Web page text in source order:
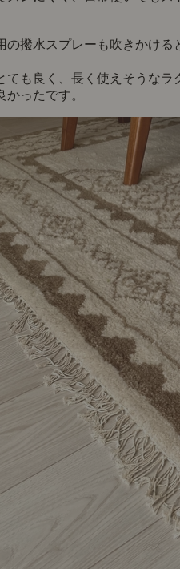
の撥水スプレーも吹きかける
ても良く、長く使えそうなラ
ったです。